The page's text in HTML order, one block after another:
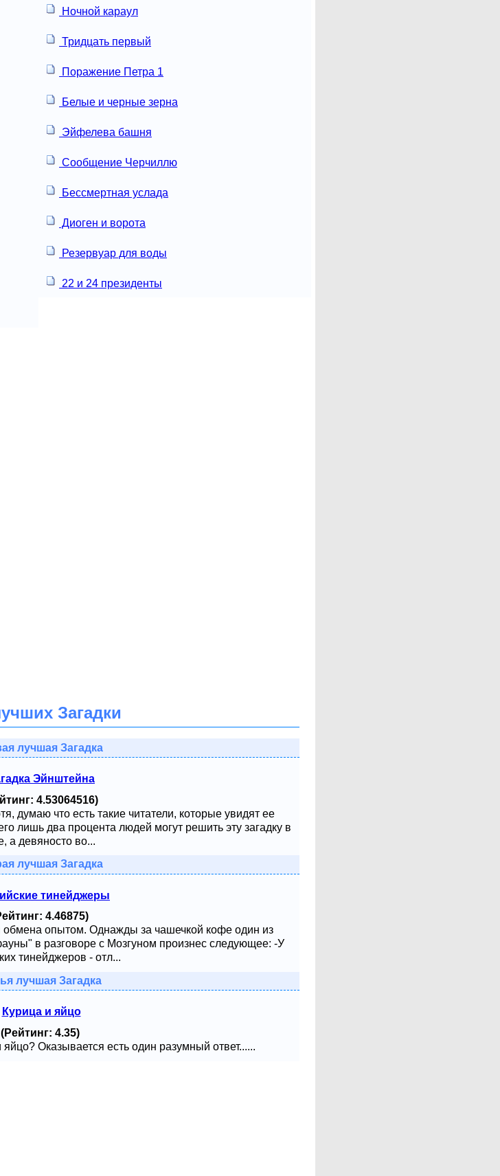
Ночной караул
Тридцать первый
Поражение Петра 1
Белые и черные зерна
Эйфелева башня
Сообщение Черчиллю
Бессмертная услада
Диоген и ворота
Резервуар для воды
22 и 24 президенты
Загадки
лучшая Загадка
Эйнштейна
4.53064516)
думаю что есть такие читатели, которые увидят ее
лишь два процента людей могут решить эту загадку в
а девяносто во...
лучшая Загадка
тинейджеры
4.46875)
обмена опытом. Однажды за чашечкой кофе один из
в разговоре с Мозгуном произнес следующее: -У
тинейджеров - отл...
лучшая Загадка
Курица и яйцо
(Рейтинг: 4.35)
Оказывается есть один разумный ответ......